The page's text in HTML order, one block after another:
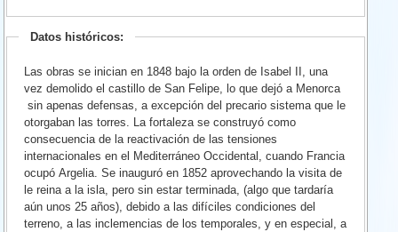
Datos históricos:
Las obras se inician en 1848 bajo la orden de Isabel II, una
vez demolido el castillo de San Felipe, lo que dejó a Menorca
sin apenas defensas, a excepción del precario sistema que le
otorgaban las torres. La fortaleza se construyó como
consecuencia de la reactivación de las tensiones
internacionales en el Mediterráneo Occidental, cuando Francia
ocupó Argelia. Se inauguró en 1852 aprovechando la visita de
le reina a la isla, pero sin estar terminada, (algo que tardaría
aún unos 25 años), debido a las difíciles condiciones del
terreno, a las inclemencias de los temporales, y en especial, a